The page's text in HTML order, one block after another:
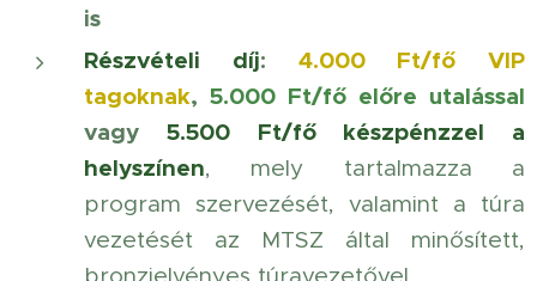
is
Részvételi díj: 4.000 Ft/fő VIP
tagoknak, 5.000 Ft/fő előre utalással
vagy 5.500 Ft/fő készpénzzel a
helyszínen, mely tartalmazza a
program szervezését, valamint a túra
vezetését az MTSZ által minősített,